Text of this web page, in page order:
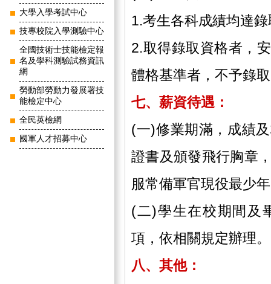
大學入學考試中心
技專校院入學測驗中心
全國技術士技能檢定報
名及學科測驗試務資訊
網
勞動部勞動力發展署技
能檢定中心
全民英檢網
國軍人才招募中心
1.考生各科成績均達
2.取得錄取資格者，
體格基準者，不予錄
七、薪資待遇：
(一)修業期滿，成績
證書及頒發飛行胸章
服常備軍官現役最少
(二)學生在校期間及
項，依相關規定辦理。
八、其他：